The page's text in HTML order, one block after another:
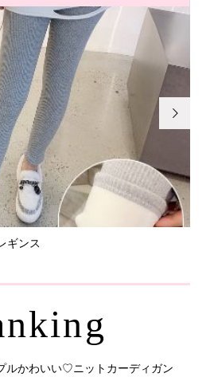
ギンス

ルかわいい♡ニットカーディガン